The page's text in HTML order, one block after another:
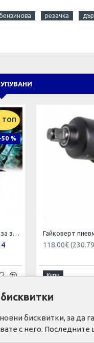
резачка
ТОП
-50 %
Автоматична соларна маска за заваряване
118.00€
Купи
бисквитки, за
с него.